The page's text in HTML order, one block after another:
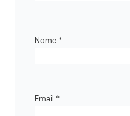
Nome *
Email *